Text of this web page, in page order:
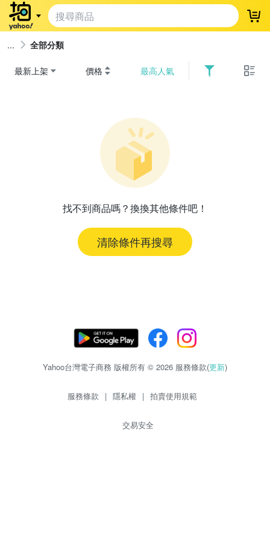
登
全部分類
最新上架 價格 最高人氣
找不到商品嗎？換換其他條件吧！
清除條件再搜尋
Yahoo台灣電子商務 版權所有 © 2026 服務條款(更新)
服務條款 | 隱私權 | 拍賣使用規範
交易安全